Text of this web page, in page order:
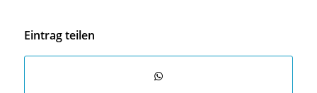
Eintrag teilen